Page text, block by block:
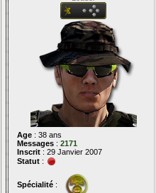
Age : 38 ans
Messages : 2171
Inscrit : 29 Janvier 2007
Statut :
Spécialité :